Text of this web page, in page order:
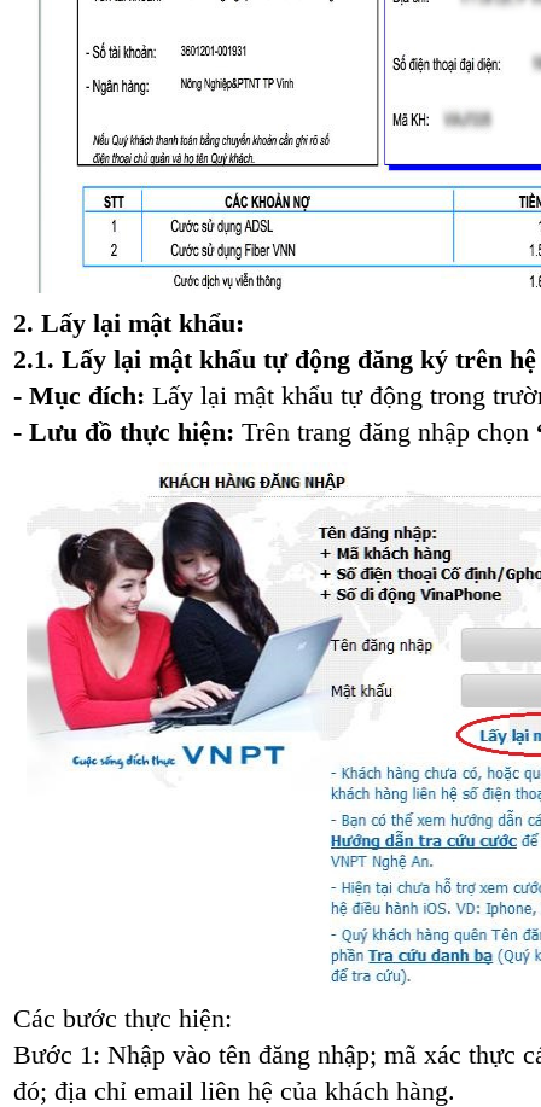
2. Lấy lại mật khẩu:
2.1. Lấy lại mật khẩu tự động đăng ký trên
- Mục đích: Lấy lại mật khẩu tự động trong
- Lưu đồ thực hiện: Trên trang đăng nhập chọn
Các bước thực hiện:
Bước 1: Nhập vào tên đăng nhập; mã xác thực
đó; địa chỉ email liên hệ của khách hàng.